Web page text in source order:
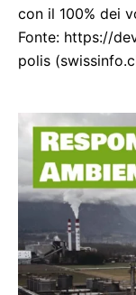
con il 100% dei
Fonte: https://
polis